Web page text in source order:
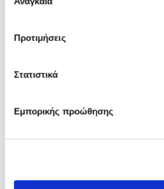
συγκατάθεσης
Προτιμήσεις
Στατιστικά
Εμπορικής προώθησης